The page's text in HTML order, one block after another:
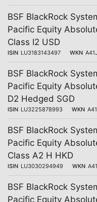
BSF BlackRock
Pacific Equity
Class I2 USD
ISIN LU3183143497 WKN
BSF BlackRock
Pacific Equity
D2 Hedged SGD
ISIN LU3225878993 WKN
BSF BlackRock
Pacific Equity
Class A2 H HKD
ISIN LU3030294949 WKN
BSF BlackRock
Pacific Equity